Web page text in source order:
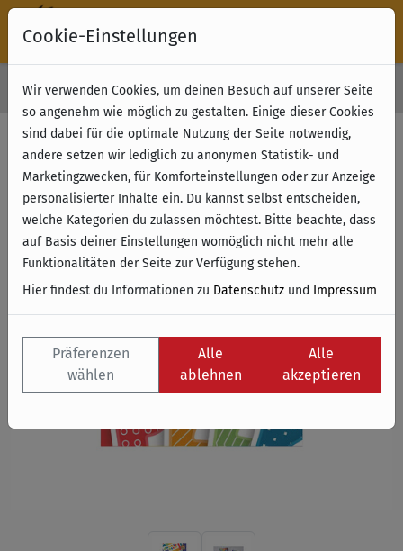
Kostenloser Versand & Retoure ab 49 € (innerhalb Deutschlands)
Cookie-Einstellungen
Wir verwenden Cookies, um deinen Besuch auf unserer Seite
so angenehm wie möglich zu gestalten. Einige dieser Cookies
sind dabei für die optimale Nutzung der Seite notwendig,
andere setzen wir lediglich zu anonymen Statistik- und
Marketingzwecken, für Komforteinstellungen oder zur Anzeige
personalisierter Inhalte ein. Du kannst selbst entscheiden,
welche Kategorien du zulassen möchtest. Bitte beachte, dass
auf Basis deiner Einstellungen womöglich nicht mehr alle
Funktionalitäten der Seite zur Verfügung stehen.
Hier findest du Informationen zu Datenschutz und Impressum
Präferenzen
wählen
Alle
ablehnen
Alle
akzeptieren